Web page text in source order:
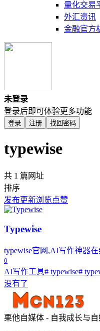
量化交易
外汇资讯
金融官方
未登录
登录后即可体验更多功能
登录 注册 找回密码
typewise
共 1 篇网址
排序
发布更新浏览点赞
Typewise
typewise官网,AI写作神器
0
AI写作工具# typewise#
没有了
栗他自媒体 - 自我成长与